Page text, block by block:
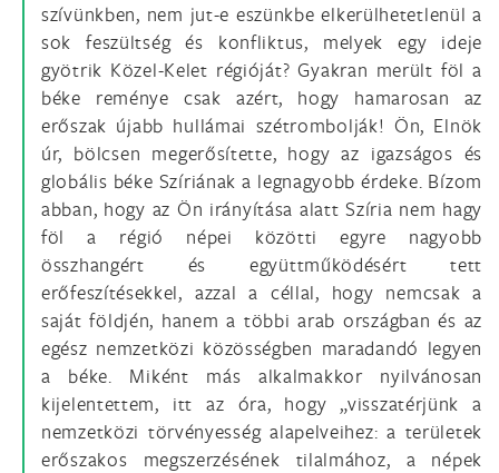
szívünkben, nem jut-e eszünkbe elkerülhetetlenül a
sok feszültség és konfliktus, melyek egy ideje
gyötrik Közel-Kelet régióját? Gyakran merült föl a
béke reménye csak azért, hogy hamarosan az
erőszak újabb hullámai szétrombolják! Ön, Elnök
úr, bölcsen megerősítette, hogy az igazságos és
globális béke Szíriának a legnagyobb érdeke. Bízom
abban, hogy az Ön irányítása alatt Szíria nem hagy
föl a régió népei közötti egyre nagyobb
összhangért és együttműködésért tett
erőfeszítésekkel, azzal a céllal, hogy nemcsak a
saját földjén, hanem a többi arab országban és az
egész nemzetközi közösségben maradandó legyen
a béke. Miként más alkalmakkor nyilvánosan
kijelentettem, itt az óra, hogy „visszatérjünk a
nemzetközi törvényesség alapelveihez: a területek
erőszakos megszerzésének tilalmához, a népek